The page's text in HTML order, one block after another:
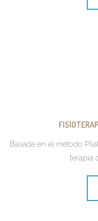
Basada en el método
terapia